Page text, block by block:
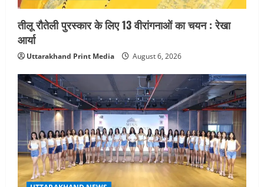
तीलू रौतेली पुरस्कार के लिए 13 वीरांगनाओं का चयन : रेखा
आर्या
Uttarakhand Print Media August 6, 2026